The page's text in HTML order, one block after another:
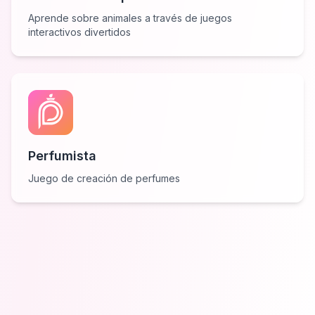
Aprende sobre animales a través de juegos
interactivos divertidos
Perfumista
Juego de creación de perfumes